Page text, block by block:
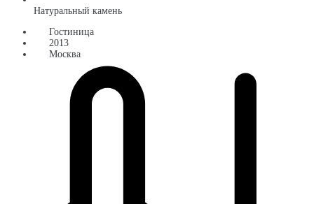
Натуральный камень
Гостиница
2013
Москва